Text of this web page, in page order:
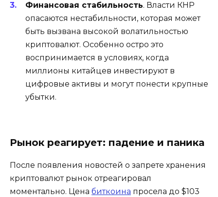
Финансовая стабильность. Власти КНР
опасаются нестабильности, которая может
быть вызвана высокой волатильностью
криптовалют. Особенно остро это
воспринимается в условиях, когда
миллионы китайцев инвестируют в
цифровые активы и могут понести крупные
убытки.
Рынок реагирует: падение и паника
После появления новостей о запрете хранения
криптовалют рынок отреагировал
моментально. Цена биткоина просела до $103